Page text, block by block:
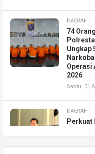
DAERAH
74
Ungkap
Operasi
2026
Sabtu, 01
DAERAH
Perkuat